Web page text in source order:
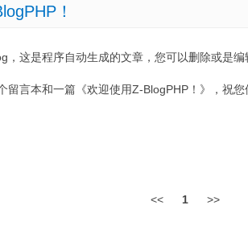
！
，这是程序自动生成的文章，您可以删除或是编
留言本和一篇《欢迎使用Z-BlogPHP！》，祝
<< 1 >>